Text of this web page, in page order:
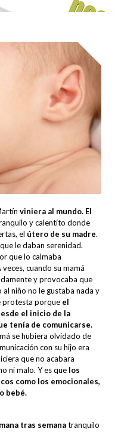
viniera al mundo. El
y calentito donde
el útero de su madre.
le daban serenidad.
que lo calmaba
cuando su mamá
y provocaba que
niño no le gustaba nada y
protesta porque el
el inicio de la
tenía de comunicarse.
se hubiera olvidado de
con su hijo era
que no acabara
ni malo. Y es que los
como los emocionales,
bebé.
tras semanatranquilo